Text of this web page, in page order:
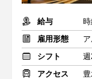
給与
雇用形態
シフト
アクセス